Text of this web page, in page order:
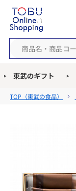
東武のギフト
TOP（東武の食品）